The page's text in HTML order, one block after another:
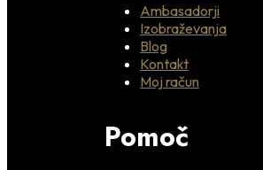
Ambasadorji
Izobraževanja
Blog
Kontakt
Moj račun
Pomoč